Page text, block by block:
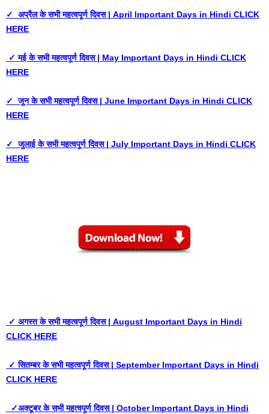
✓ अप्रैल के सभी महत्वपूर्ण दिवस | April Important Days in Hindi CLICK
HERE
✓ मई के सभी महत्वपूर्ण दिवस | May Important Days in Hindi CLICK
HERE
✓ जून के सभी महत्वपूर्ण दिवस | June Important Days in Hindi CLICK
HERE
✓ जुलाई के सभी महत्वपूर्ण दिवस | July Important Days in Hindi CLICK
HERE
✓ अगस्त के सभी महत्वपूर्ण दिवस | August Important Days in Hindi
CLICK HERE
✓ सितम्बर के सभी महत्वपूर्ण दिवस | September Important Days in Hindi
CLICK HERE
✓अक्टूबर के सभी महत्वपूर्ण दिवस | October Important Days in Hindi